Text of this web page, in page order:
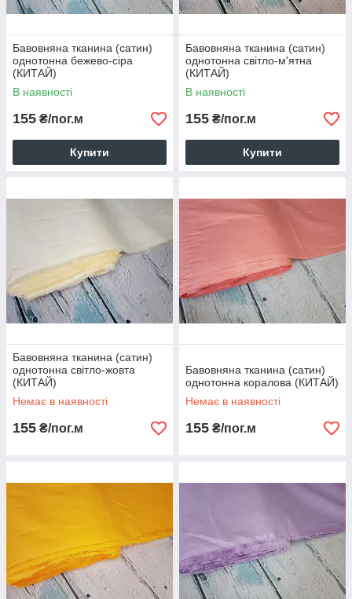
Бавовняна тканина (сатин)
однотонна бежево-сіра
(КИТАЙ)
В наявності
155 ₴/пог.м
Купити
Бавовняна тканина (сатин)
однотонна світло-м'ятна
(КИТАЙ)
В наявності
155 ₴/пог.м
Купити
Бавовняна тканина (сатин)
однотонна світло-жовта
(КИТАЙ)
Немає в наявності
155 ₴/пог.м
Бавовняна тканина (сатин)
однотонна коралова (КИТАЙ)
Немає в наявності
155 ₴/пог.м